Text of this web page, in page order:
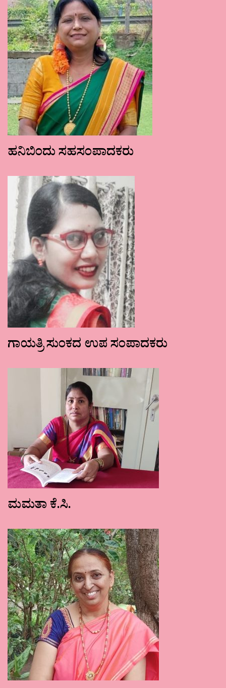
ಹನಿಬಿಂದು ಸಹಸಂಪಾದಕರು
ಗಾಯತ್ರಿ ಸುಂಕದ ಉಪ ಸಂಪಾದಕರು
ಮಮತಾ ಕೆ.ಸಿ.